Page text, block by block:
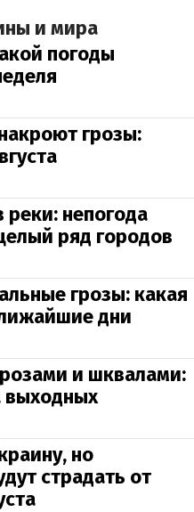
и мира
погоды
грозы:
непогода
ряд городов
грозы: какая
дни
и шквалами:
выходных
но
страдать от